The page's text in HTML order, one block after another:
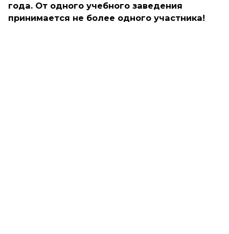
года. От одного учебного заведения
принимается не более одного участника!